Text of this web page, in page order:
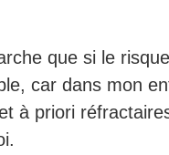
que si le
car dans mon
à priori